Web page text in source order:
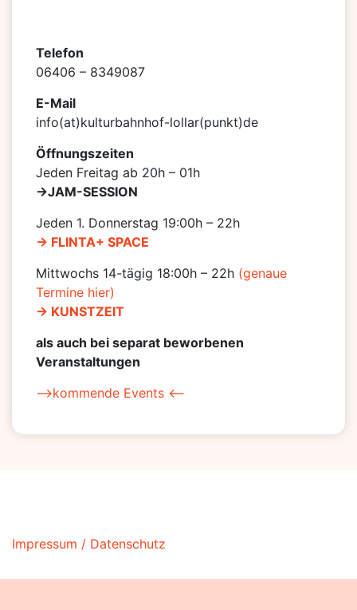
Telefon
06406 – 8349087
E-Mail
info(at)kulturbahnhof-lollar(punkt)de
Öffnungszeiten
Jeden Freitag ab 20h – 01h
->JAM-SESSION
Jeden 1. Donnerstag 19:00h – 22h
-> FLINTA+ SPACE
Mittwochs 14-tägig 18:00h – 22h (genaue
Termine hier)
-> KUNSTZEIT
als auch bei separat beworbenen
Veranstaltungen
–>kommende Events <–
Impressum / Datenschutz